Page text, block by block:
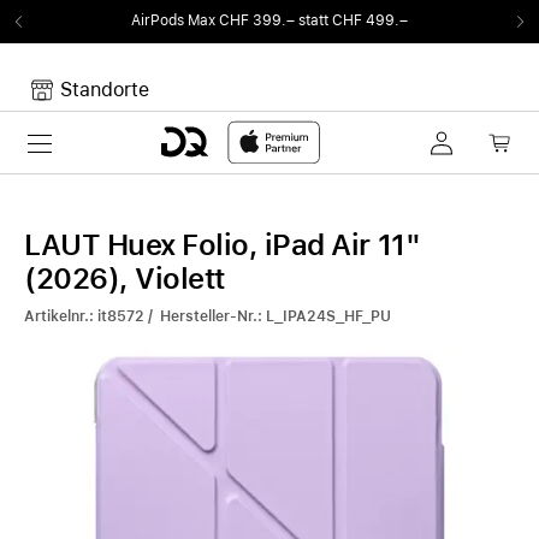
AirPods Max CHF 399.– statt CHF 499.–
Standorte
Toggle navigation
LAUT Huex Folio, iPad Air 11"
(2026), Violett
Artikelnr.: it8572 / Hersteller-Nr.: L_IPA24S_HF_PU